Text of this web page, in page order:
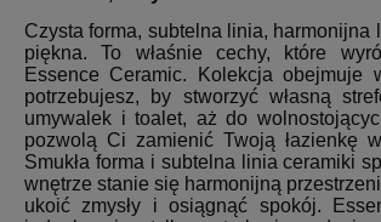
Czysta forma, subtelna linia, harmonijna
piękna. To właśnie cechy, które
Essence Ceramic. Kolekcja obejmuje
potrzebujesz, by stworzyć własną
umywalek i toalet, aż do
pozwolą Ci zamienić Twoją łazienkę
Smukła forma i subtelna linia ceramiki
wnętrze stanie się harmonijną
ukoić zmysły i osiągnąć spokój.